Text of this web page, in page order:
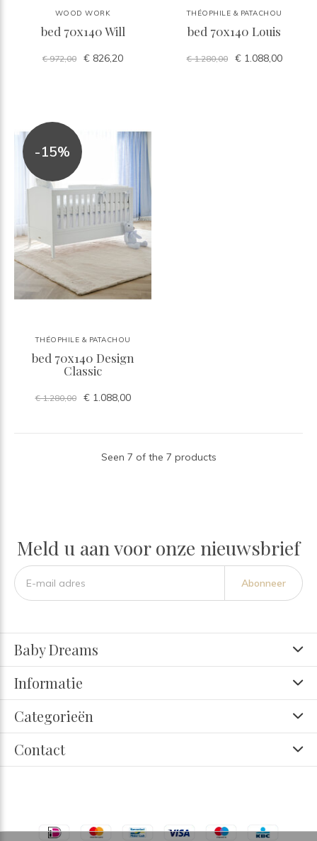
WOOD WORK
bed 70x140 Will
€ 972,00 € 826,20
THÉOPHILE & PATACHOU
bed 70x140 Louis
€ 1.280,00 € 1.088,00
-15%
THÉOPHILE & PATACHOU
bed 70x140 Design
Classic
€ 1.280,00 € 1.088,00
Seen 7 of the 7 products
Meld u aan voor onze nieuwsbrief
Abonneer
Baby Dreams
Informatie
Categorieën
Contact